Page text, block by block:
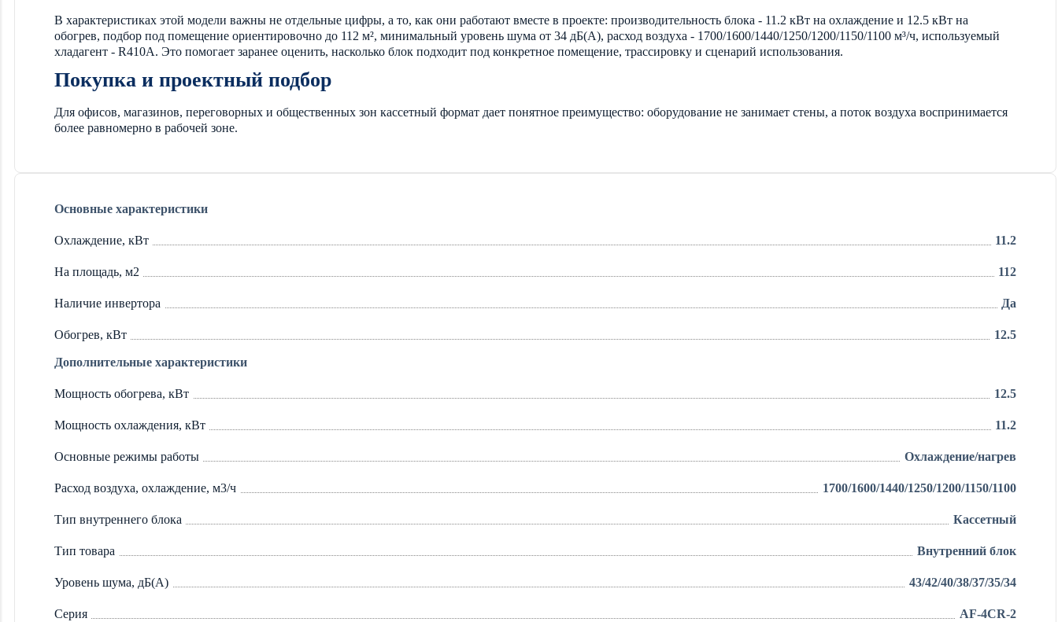
В характеристиках этой модели важны не отдельные цифры, а то, как они работают вместе в проекте: производительность блока - 11.2 кВт на охлаждение и 12.5 кВт на
обогрев, подбор под помещение ориентировочно до 112 м², минимальный уровень шума от 34 дБ(А), расход воздуха - 1700/1600/1440/1250/1200/1150/1100 м³/ч, используемый
хладагент - R410A. Это помогает заранее оценить, насколько блок подходит под конкретное помещение, трассировку и сценарий использования.
Покупка и проектный подбор
Для офисов, магазинов, переговорных и общественных зон кассетный формат дает понятное преимущество: оборудование не занимает стены, а поток воздуха воспринимается
более равномерно в рабочей зоне.
Основные характеристики
Охлаждение, кВт 11.2
На площадь, м2 112
Наличие инвертора Да
Обогрев, кВт 12.5
Дополнительные характеристики
Мощность обогрева, кВт 12.5
Мощность охлаждения, кВт 11.2
Основные режимы работы Охлаждение/нагрев
Расход воздуха, охлаждение, м3/ч 1700/1600/1440/1250/1200/1150/1100
Тип внутреннего блока Кассетный
Тип товара Внутренний блок
Уровень шума, дБ(А) 43/42/40/38/37/35/34
Серия AF-4CR-2